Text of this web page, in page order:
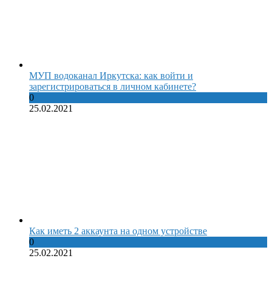
МУП водоканал Иркутска: как войти и
зарегистрироваться в личном кабинете?
0
25.02.2021
Как иметь 2 аккаунта на одном устройстве
0
25.02.2021